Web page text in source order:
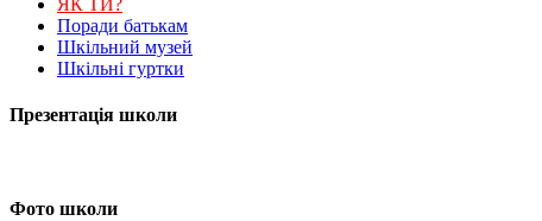
ЯК ТИ?
Поради батькам
Шкільний музей
Шкільні гуртки
Презентація школи
Фото школи